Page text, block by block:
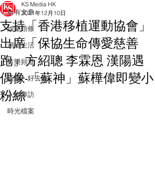
所有文章
娛樂頭條
潮流生活
音樂頻道
活動・好去處
人物專訪
時光檔案
支持「香港移植運動協會」
出席「保協生命傳愛慈善
跑」方紹聰 李霖恩 漢陽遇
偶像-「蘇神」蘇樺偉即變小
粉絲
KS Media HK
2021年12月10日